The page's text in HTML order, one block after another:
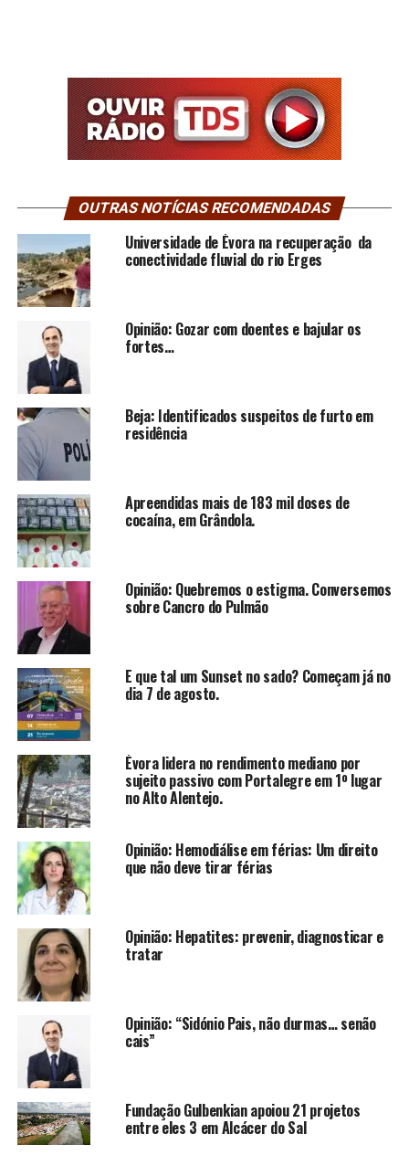
OUTRAS NOTÍCIAS RECOMENDADAS
Universidade de Évora na recuperação da
conectividade fluvial do rio Erges
Opinião: Gozar com doentes e bajular os
fortes…
Beja: Identificados suspeitos de furto em
residência
Apreendidas mais de 183 mil doses de
cocaína, em Grândola.
Opinião: Quebremos o estigma. Conversemos
sobre Cancro do Pulmão
E que tal um Sunset no sado? Começam já no
dia 7 de agosto.
Évora lidera no rendimento mediano por
sujeito passivo com Portalegre em 1º lugar
no Alto Alentejo.
Opinião: Hemodiálise em férias: Um direito
que não deve tirar férias
Opinião: Hepatites: prevenir, diagnosticar e
tratar
Opinião: “Sidónio Pais, não durmas… senão
cais”
Fundação Gulbenkian apoiou 21 projetos
entre eles 3 em Alcácer do Sal